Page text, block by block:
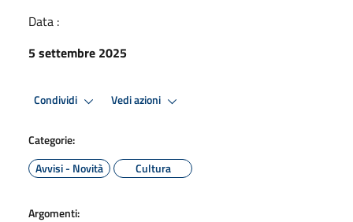
Data :
5 settembre 2025
Condividi Vedi azioni
Categorie:
Avvisi - Novità
Cultura
Argomenti: